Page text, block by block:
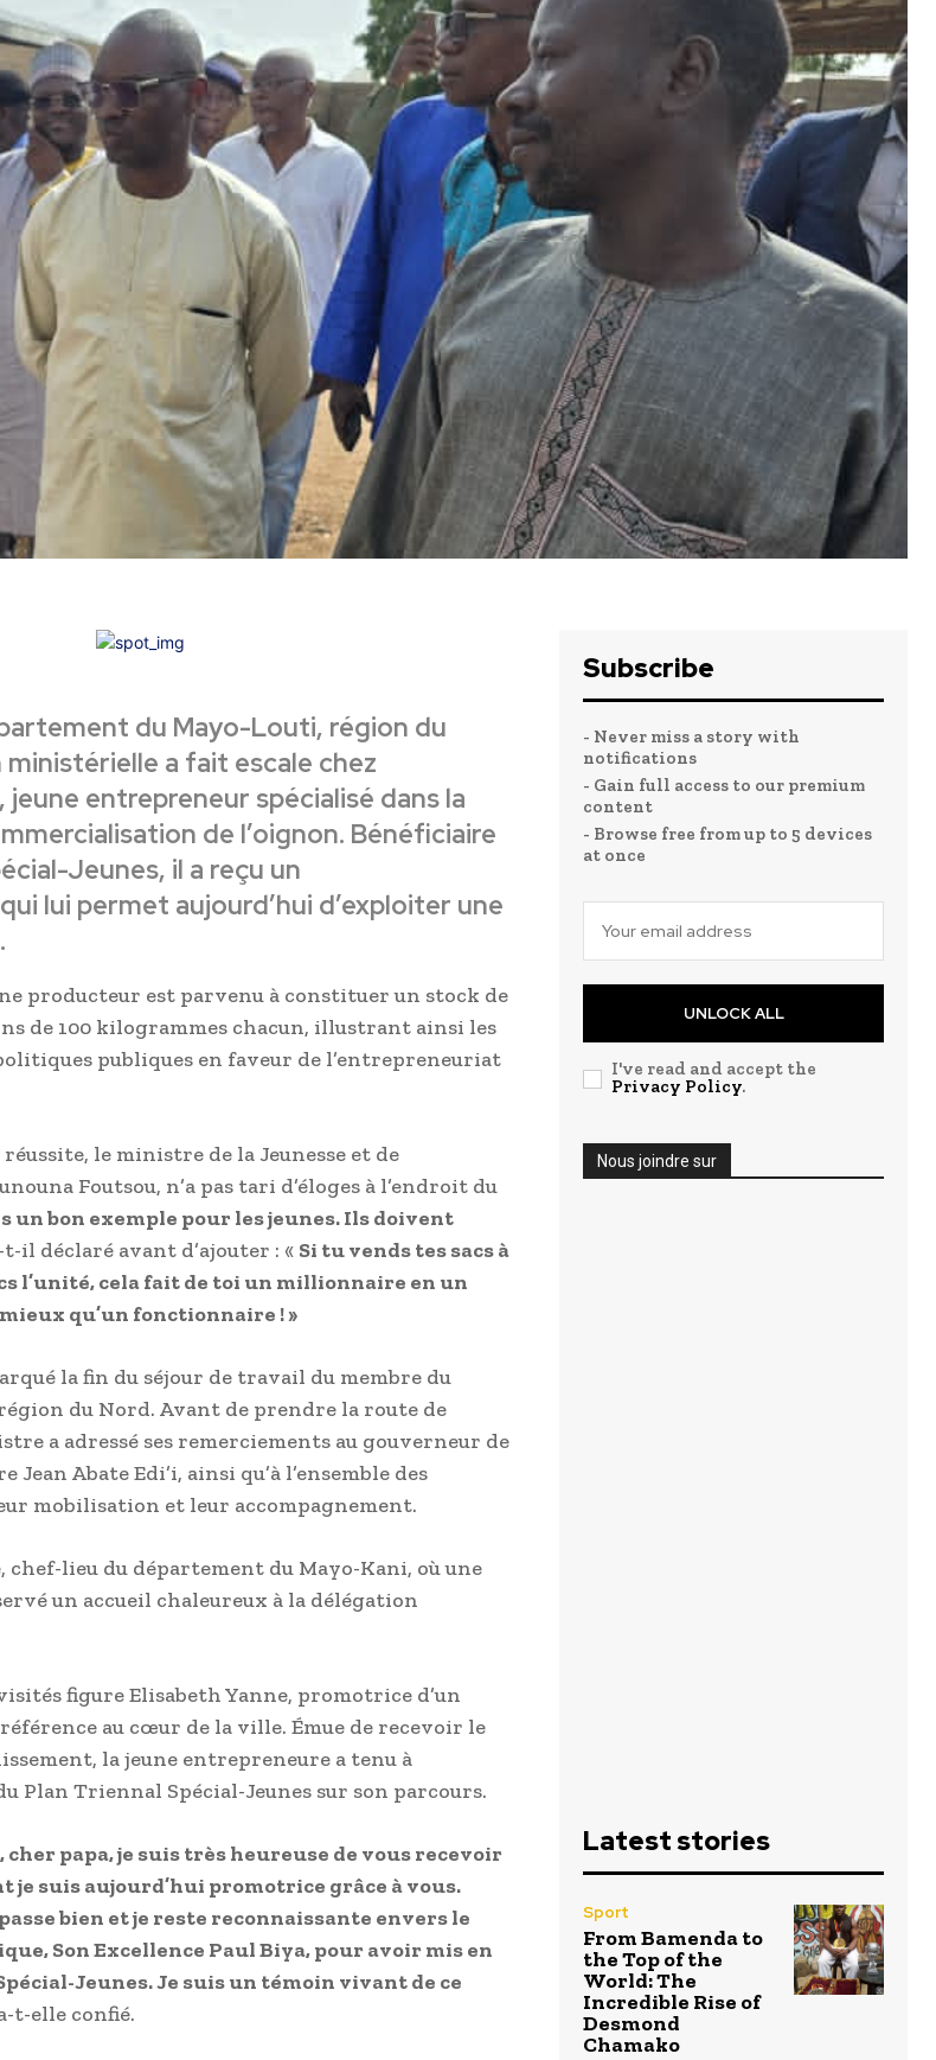
du Mayo-Louti, région du
a fait escale chez
jeune entrepreneur spécialisé dans la
de l’oignon. Bénéficiaire
Jeunes, il a reçu un
lui permet aujourd’hui d’exploiter une
producteur est parvenu à constituer un stock de
de 100 kilogrammes chacun, illustrant ainsi les
publiques en faveur de l’entrepreneuriat
le ministre de la Jeunesse et de
Foutsou, n’a pas tari d’éloges à l’endroit du
un bon exemple pour les jeunes. Ils doivent
t-il déclaré avant d’ajouter : « Si tu vends tes sacs à
l’unité, cela fait de toi un millionnaire en un
qu’un fonctionnaire ! »
la fin du séjour de travail du membre du
du Nord. Avant de prendre la route de
a adressé ses remerciements au gouverneur de
Jean Abate Edi’i, ainsi qu’à l’ensemble des
mobilisation et leur accompagnement.
lieu du département du Mayo-Kani, où une
un accueil chaleureux à la délégation
figure Elisabeth Yanne, promotrice d’un
au cœur de la ville. Émue de recevoir le
la jeune entrepreneure a tenu à
Plan Triennal Spécial-Jeunes sur son parcours.
papa, je suis très heureuse de vous recevoir
je suis aujourd’hui promotrice grâce à vous.
bien et je reste reconnaissante envers le
Son Excellence Paul Biya, pour avoir mis en
Jeunes. Je suis un témoin vivant de ce
t-elle confié.
Subscribe
- Never miss a story with
notifications
- Gain full access to our premium
content
- Browse free from up to 5 devices
at once
UNLOCK ALL
I've read and accept the
Privacy Policy.
Nous joindre sur
Latest stories
Sport
From Bamenda to
the Top of the
World: The
Incredible Rise of
Desmond
Chamako